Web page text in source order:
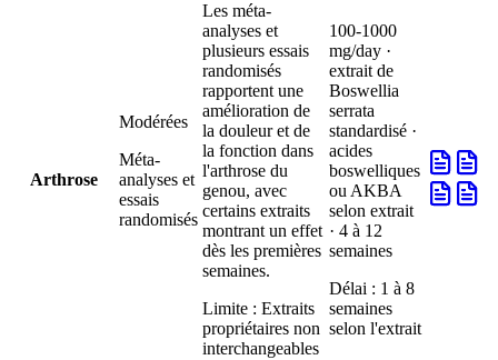
Arthrose
Modérées
Méta-
analyses et
essais
randomisés
Les méta-
analyses et
plusieurs essais
randomisés
rapportent une
amélioration de
la douleur et de
la fonction dans
l'arthrose du
genou, avec
certains extraits
montrant un effet
dès les premières
semaines.
Limite : Extraits
propriétaires non
interchangeables
100-1000
mg/day ·
extrait de
Boswellia
serrata
standardisé ·
acides
boswelliques
ou AKBA
selon extrait
· 4 à 12
semaines
Délai : 1 à 8
semaines
selon l'extrait